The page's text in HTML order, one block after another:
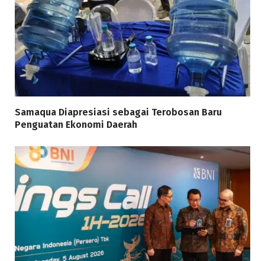
Samaqua Diapresiasi sebagai Terobosan Baru
Penguatan Ekonomi Daerah